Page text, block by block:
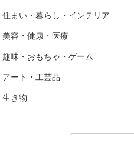
住まい・暮らし・インテリア
美容・健康・医療
趣味・おもちゃ・ゲーム
アート・工芸品
生き物